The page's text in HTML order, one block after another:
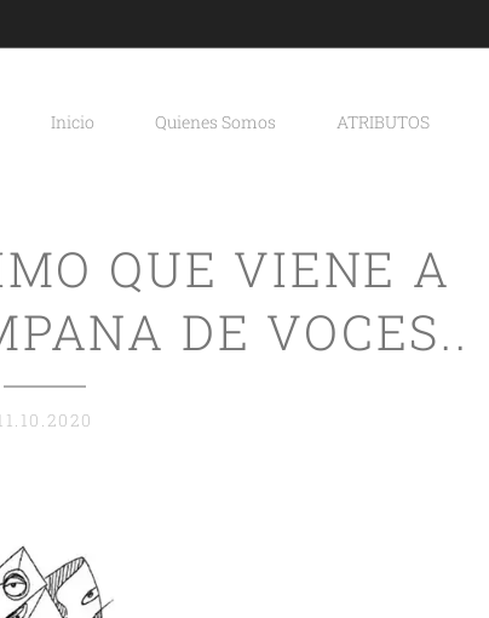
Inicio Quienes Somos ATRIBUTOS
QUE VIENE A
DE VOCES..